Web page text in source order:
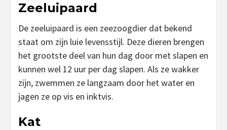
Zeeluipaard
De zeeluipaard is een zeezoogdier dat bekend
staat om zijn luie levensstijl. Deze dieren brengen
het grootste deel van hun dag door met slapen en
kunnen wel 12 uur per dag slapen. Als ze wakker
zijn, zwemmen ze langzaam door het water en
jagen ze op vis en inktvis.
Kat